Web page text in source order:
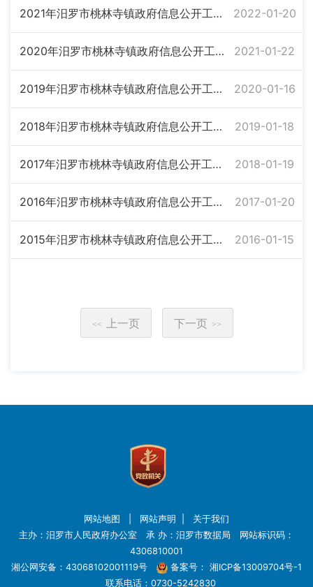
2021年汨罗市桃林寺镇政府信息公开工作年度报告 2022-01-20
2020年汨罗市桃林寺镇政府信息公开工作年度报告 2021-01-22
2019年汨罗市桃林寺镇政府信息公开工作年度报告 2020-01-16
2018年汨罗市桃林寺镇政府信息公开工作年度报告 2019-01-18
2017年汨罗市桃林寺镇政府信息公开工作年度报告 2018-01-19
2016年汨罗市桃林寺镇政府信息公开工作年度报告 2017-01-20
2015年汨罗市桃林寺镇政府信息公开工作年度报告 2016-01-15
<< 上一页 下一页 >>
网站地图 网站声明
关于我们
主办：汨罗市人民政府办公室 承 办：汨罗市数据局 网站标识码：
4306810001
湘公网安备：43068102001119号
备案号： 湘ICP备13009704号-1
联系电话：0730-5242830